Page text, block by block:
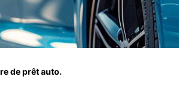
de prêt auto.